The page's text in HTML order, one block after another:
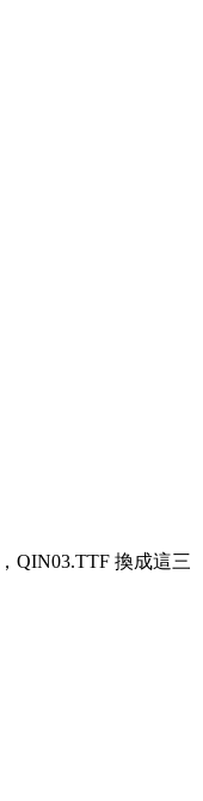
QIN03.TTF 換成這三